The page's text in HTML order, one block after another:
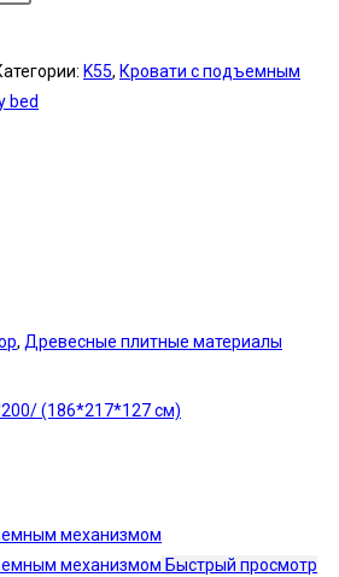
K55, Кровати с подъемным
bed
, Древесные плитные материалы
(186*217*127 см)
Быстрый просмотр